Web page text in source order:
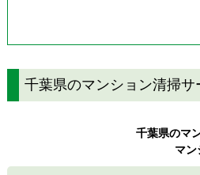
千葉県のマンション清掃
千葉県のマ
マン